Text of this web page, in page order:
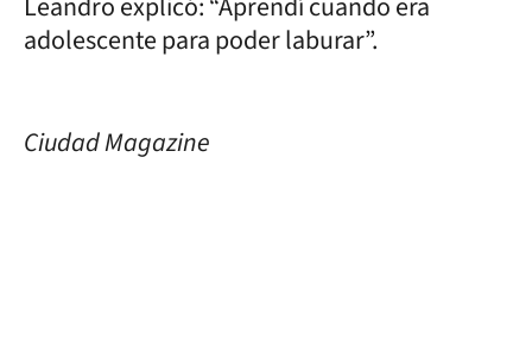
adolescente para poder laburar”.
Ciudad Magazine